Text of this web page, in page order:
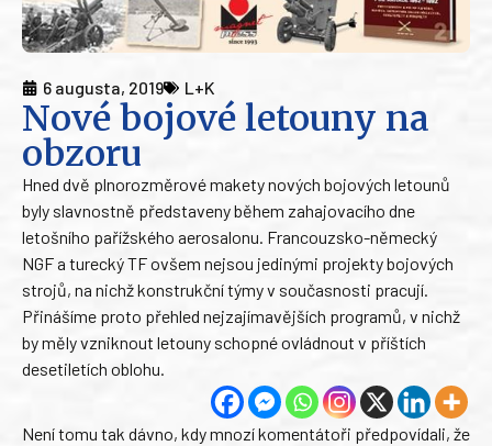
6 augusta, 2019 L+K
Nové bojové letouny na
obzoru
Hned dvě plnorozměrové makety nových bojových letounů
byly slavnostně představeny během zahajovacího dne
letošního pařížského aerosalonu. Francouzsko-německý
NGF a turecký TF ovšem nejsou jedinými projekty bojových
strojů, na nichž konstrukční týmy v současnosti pracují.
Přinášíme proto přehled nejzajímavějších programů, v nichž
by měly vzniknout letouny schopné ovládnout v příštích
desetiletích oblohu.
Není tomu tak dávno, kdy mnozí komentátoři předpovídali, že